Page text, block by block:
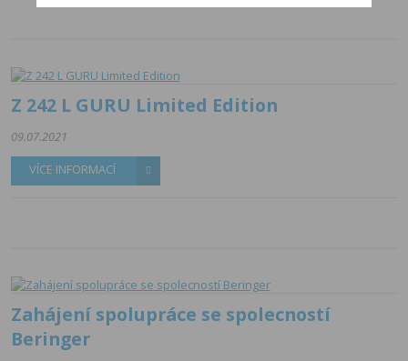
Z 242 L GURU Limited Edition
09.07.2021
VÍCE INFORMACÍ
Zahájení spolupráce se spolecností
Beringer